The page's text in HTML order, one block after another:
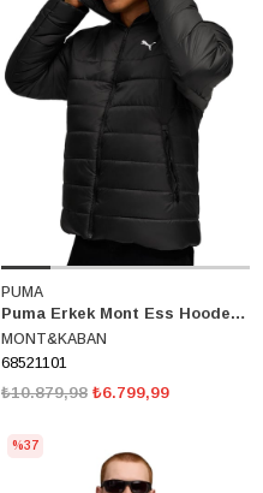
PUMA
Puma Erkek Mont Ess Hooded Padded Jacket 68521101
MONT&KABAN
68521101
₺6.799,99
₺10.879,98
%37